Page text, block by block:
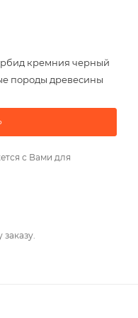
кремния черный
породы древесины
с Вами для